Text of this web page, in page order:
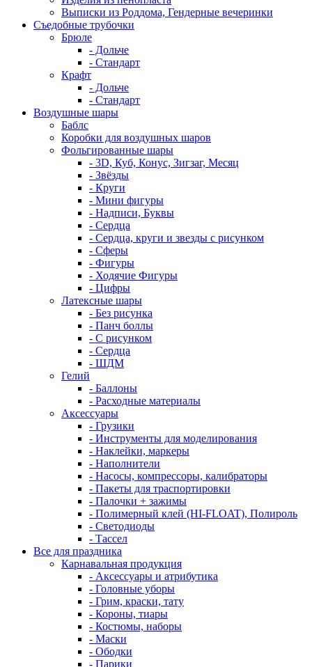
Выписки из Роддома, Гендерные вечеринки
Съедобные трубочки
Брюле
- Дольче
- Стандарт
Крафт
- Дольче
- Стандарт
Воздушные шары
Баблс
Коробки для воздушных шаров
Фольгированные шары
- 3D, Куб, Конус, Зигзаг, Месяц
- Звёзды
- Круги
- Мини фигуры
- Надписи, Буквы
- Сердца
- Сердца, круги и звезды с рисунком
- Сферы
- Фигуры
- Ходячие Фигуры
- Цифры
Латексные шары
- Без рисунка
- Панч боллы
- С рисунком
- Сердца
- ШДМ
Гелий
- Баллоны
- Расходные материалы
Аксессуары
- Грузики
- Инструменты для моделирования
- Наклейки, маркеры
- Наполнители
- Насосы, компрессоры, калибраторы
- Пакеты для траспортировки
- Палочки + зажимы
- Полимерный клей (HI-FLOAT), Полироль
- Светодиоды
- Тассел
Все для праздника
Карнавальная продукция
- Аксессуары и атрибутика
- Головные уборы
- Грим, краски, тату
- Короны, тиары
- Костюмы, наборы
- Маски
- Ободки
- Парики